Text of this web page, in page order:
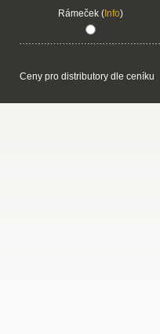
Rámeček (Info)
Ceny pro distributory dle ceníku